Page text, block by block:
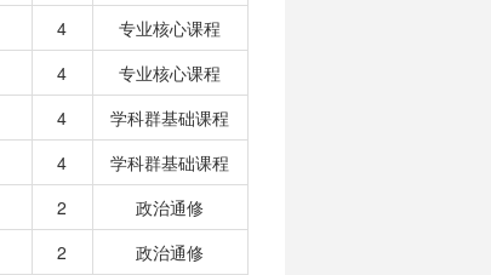
4
专业核心课程
4
专业核心课程
4
学科群基础课程
4
学科群基础课程
2
政治通修
2 政治通修